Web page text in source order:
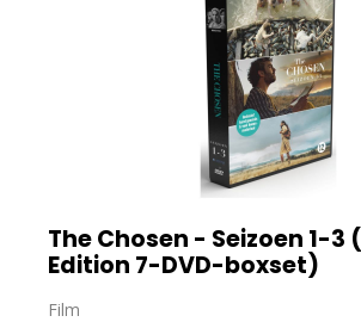
The Chosen - Seizoen 1-3
Edition 7-DVD-boxset)
Film